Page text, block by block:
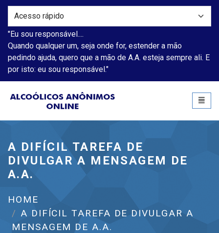
"Eu sou responsável....
Quando qualquer um, seja onde for, estender a mão
pedindo ajuda, quero que a mão de A.A. esteja sempre ali. E
por isto: eu sou responsável."
Alcoólicos AnônimosToggle
A DIFÍCIL TAREFA DE
DIVULGAR A MENSAGEM DE
A.A.
HOME
A DIFÍCIL TAREFA DE DIVULGAR A
MENSAGEM DE A.A.